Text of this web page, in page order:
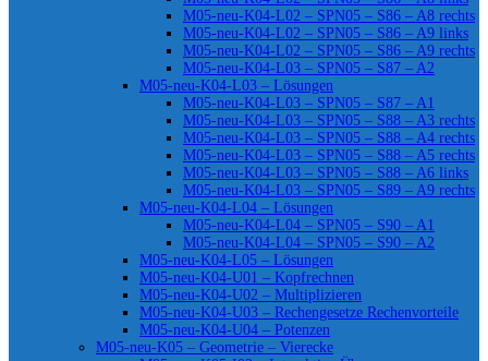
M05-neu-K04-L02 – SPN05 – S86 – A8 rechts
M05-neu-K04-L02 – SPN05 – S86 – A9 links
M05-neu-K04-L02 – SPN05 – S86 – A9 rechts
M05-neu-K04-L03 – SPN05 – S87 – A2
M05-neu-K04-L03 – Lösungen
M05-neu-K04-L03 – SPN05 – S87 – A1
M05-neu-K04-L03 – SPN05 – S88 – A3 rechts
M05-neu-K04-L03 – SPN05 – S88 – A4 rechts
M05-neu-K04-L03 – SPN05 – S88 – A5 rechts
M05-neu-K04-L03 – SPN05 – S88 – A6 links
M05-neu-K04-L03 – SPN05 – S89 – A9 rechts
M05-neu-K04-L04 – Lösungen
M05-neu-K04-L04 – SPN05 – S90 – A1
M05-neu-K04-L04 – SPN05 – S90 – A2
M05-neu-K04-L05 – Lösungen
M05-neu-K04-U01 – Kopfrechnen
M05-neu-K04-U02 – Multiplizieren
M05-neu-K04-U03 – Rechengesetze Rechenvorteile
M05-neu-K04-U04 – Potenzen
M05-neu-K05 – Geometrie – Vierecke